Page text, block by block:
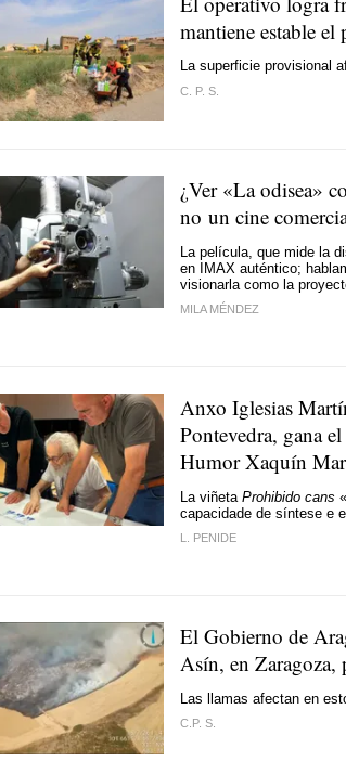
mantiene estable el
La superficie provisional
C. P. S.
¿Ver «La odisea»
no un cine
La película, que mide la
en IMAX auténtico;
visionarla como la
MILA MÉNDEZ
Anxo Iglesias
Pontevedra, gana
Humor Xaquín
La viñeta Prohibido cans
capacidade de síntese e
L. PENIDE
El Gobierno de
Asín, en
Las llamas afectan en
C.P. S.